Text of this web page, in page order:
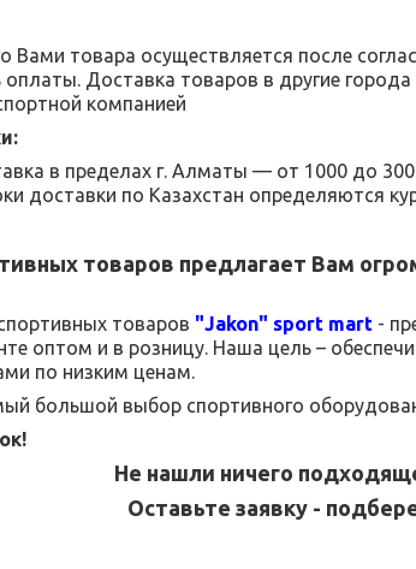
Вами товара осуществляется после
оплаты. Доставка товаров в другие
компанией
в пределах г. Алматы — от 1000 до
доставки по Казахстан определяются
товаров предлагает Вам
товаров "Jakon" sport mart -
оптом и в розницу. Наша цель –
по низким ценам.
большой выбор спортивного
Не нашли ничего
Оставьте заявку -